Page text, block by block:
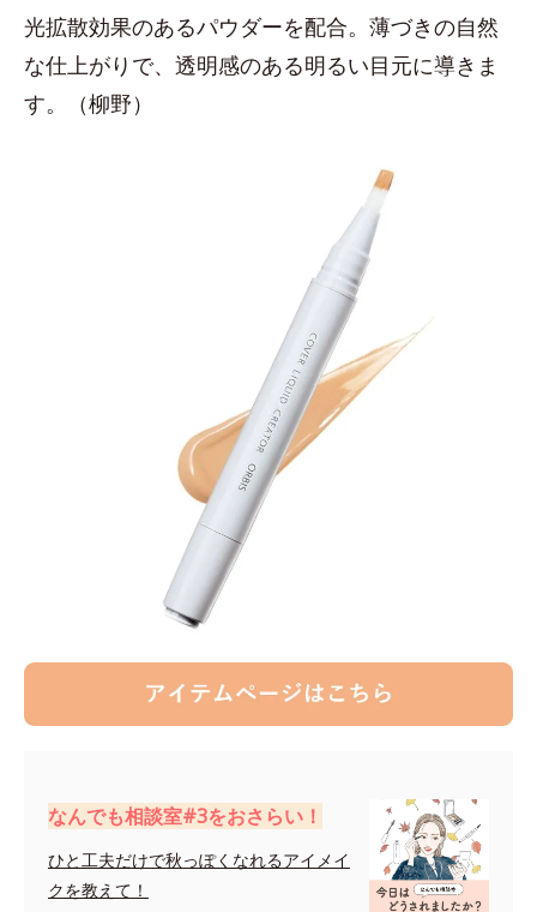
光拡散効果のあるパウダーを配合。薄づきの自然
な仕上がりで、透明感のある明るい目元に導きま
す。（柳野）
なんでも相談室#3をおさらい！
ひと工夫だけで秋っぽくなれるアイメイ
クを教えて！